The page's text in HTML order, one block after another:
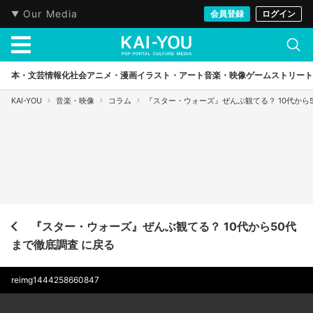
Our Media 会員登録 ログイン
本・文芸情報化社会アニメ・漫画イラスト・アート音楽・映像ゲームストリート
KAI-YOU 音楽・映像 コラム 『スター・ウォーズ』ぜんぶ観てる？ 10代か
『スター・ウォーズ』ぜんぶ観てる？ 10代から50代
まで徹底調査 に戻る
reimg1444258660847